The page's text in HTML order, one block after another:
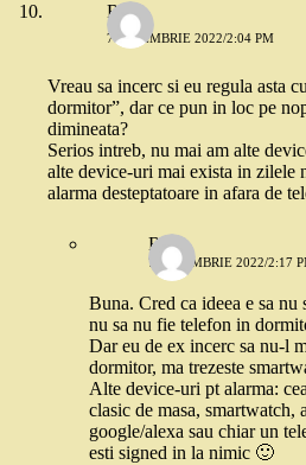
R
7 NOIEMBRIE 2022/2:04 PM
Vreau sa incerc si eu regula asta
dormitor”, dar ce pun in loc pe
dimineata?
Serios intreb, nu mai am alte
alte device-uri mai exista in zilele
alarma desteptatoare in afara de
Robo
7 NOIEMBRIE 2022/2:17
Buna. Cred ca ideea e sa nu
nu sa nu fie telefon in
Dar eu de ex incerc sa nu-l
dormitor, ma trezeste
Alte device-uri pt alarma:
clasic de masa, smartwatch,
google/alexa sau chiar un
esti signed in la nimic 🙂